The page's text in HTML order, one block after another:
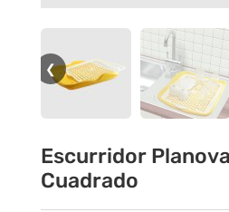
❮
Escurridor
Cuadrado